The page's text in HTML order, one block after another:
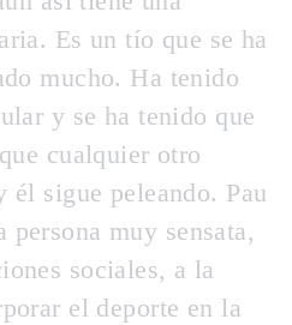
Es un tío que se ha
mucho. Ha tenido
y se ha tenido que
cualquier otro
él sigue peleando. Pau
persona muy sensata,
sociales, a la
el deporte en la